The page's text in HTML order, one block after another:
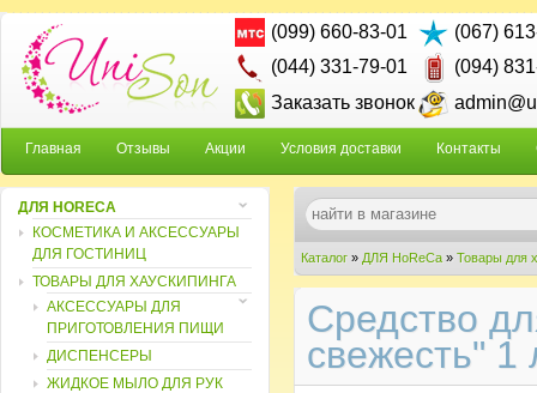
(099) 660-83-01
(067)
(044) 331-79-01
(094)
Заказать звонок
Главная Отзывы Акции Условия доставки Контакты
Каталог » ДЛЯ HoReCa » Товары для
свежесть" 1 л.
Средство
свежесть" 1
ДЛЯ HORECA
КОСМЕТИКА И АКСЕССУАРЫ
ДЛЯ ГОСТИНИЦ
ТОВАРЫ ДЛЯ ХАУСКИПИНГА
АКСЕССУАРЫ ДЛЯ
ПРИГОТОВЛЕНИЯ ПИЩИ
ДИСПЕНСЕРЫ
ЖИДКОЕ МЫЛО ДЛЯ РУК